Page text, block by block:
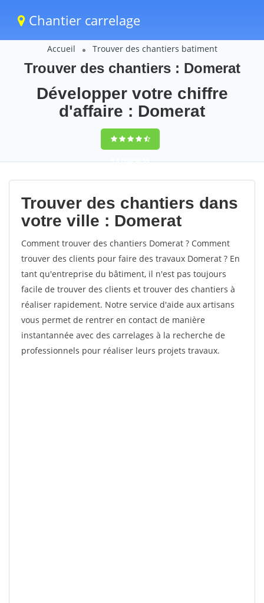
Chantier carrelage
Accueil Trouver des chantiers batiment
Trouver des chantiers : Domerat
Développer votre chiffre
d'affaire : Domerat
9,5(100%)59
votes
Trouver des chantiers dans
votre ville : Domerat
Comment trouver des chantiers Domerat ? Comment
trouver des clients pour faire des travaux Domerat ? En
tant qu'entreprise du bâtiment, il n'est pas toujours
facile de trouver des clients et trouver des chantiers à
réaliser rapidement. Notre service d'aide aux artisans
vous permet de rentrer en contact de manière
instantannée avec des carrelages à la recherche de
professionnels pour réaliser leurs projets travaux.